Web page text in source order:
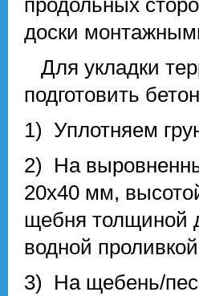
доски
Для укладки
подготовить
1) Уплотняем
2) На
20х40 мм,
щебня толщиной
водной
3) На щебень/